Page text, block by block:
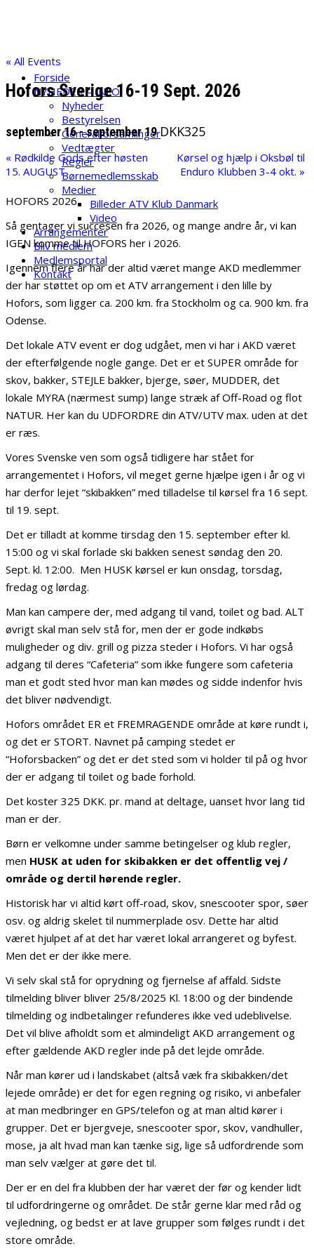
Forside
NYHEDER – INFO
Nyheder
Bestyrelsen
Generalforsamlinger
Vedtægter
Regler
Børnemedlemsskab
Medier
Billeder ATV Klub Danmark
Video
Arrangementer
Bliv medlem
Medlemsportal
Kontakt
« All Events
Hofors Sverige 16-19 Sept. 2026
september 16-september 19DKK325
« Rødkilde Gods efter høsten
15. AUGUST
Kørsel og hjælp i Oksbøl til
Enduro Klubben 3-4 okt. »
HOFORS 2026
Så gentager vi succesen fra 2026, og mange andre år, vi kan
IGEN komme til HOFORS her i 2026.
Igennem flere år har der altid været mange AKD medlemmer
der har støttet op om et ATV arrangement i den lille by
Hofors, som ligger ca. 200 km. fra Stockholm og ca. 900 km. fra
Odense.
Det lokale ATV event er dog udgået, men vi har i AKD været
der efterfølgende nogle gange. Det er et SUPER område for
skov, bakker, STEJLE bakker, bjerge, søer, MUDDER, det
lokale MYRA (nærmest sump) lange stræk af Off-Road og flot
NATUR. Her kan du UDFORDRE din ATV/UTV max. uden at det
er ræs.
Vores Svenske ven som også tidligere har stået for
arrangementet i Hofors, vil meget gerne hjælpe igen i år og vi
har derfor lejet “skibakken” med tilladelse til kørsel fra 16 sept.
til 19. sept.
Det er tilladt at komme tirsdag den 15. september efter kl.
15:00 og vi skal forlade ski bakken senest søndag den 20.
Sept. kl. 12:00. Men HUSK kørsel er kun onsdag, torsdag,
fredag og lørdag.
Man kan campere der, med adgang til vand, toilet og bad. ALT
øvrigt skal man selv stå for, men der er gode indkøbs
muligheder og div. grill og pizza steder i Hofors. Vi har også
adgang til deres “Cafeteria” som ikke fungere som cafeteria
man et godt sted hvor man kan mødes og sidde indenfor hvis
det bliver nødvendigt.
Hofors området ER et FREMRAGENDE område at køre rundt i,
og det er STORT. Navnet på camping stedet er
“Hoforsbacken” og det er det sted som vi holder til på og hvor
der er adgang til toilet og bade forhold.
Det koster 325 DKK. pr. mand at deltage, uanset hvor lang tid
man er der.
Børn er velkomne under samme betingelser og klub regler,
men HUSK at uden for skibakken er det offentlig vej /
område og dertil hørende regler.
Historisk har vi altid kørt off-road, skov, snescooter spor, søer
osv. og aldrig skelet til nummerplade osv. Dette har altid
været hjulpet af at det har været lokal arrangeret og byfest.
Men det er der ikke mere.
Vi selv skal stå for oprydning og fjernelse af affald. Sidste
tilmelding bliver bliver 25/8/2025 Kl. 18:00 og der bindende
tilmelding og indbetalinger refunderes ikke ved udeblivelse.
Det vil blive afholdt som et almindeligt AKD arrangement og
efter gældende AKD regler inde på det lejde område.
Når man kører ud i landskabet (altså væk fra skibakken/det
lejede område) er det for egen regning og risiko, vi anbefaler
at man medbringer en GPS/telefon og at man altid kører i
grupper. Det er bjergveje, snescooter spor, skov, vandhuller,
mose, ja alt hvad man kan tænke sig, lige så udfordrende som
man selv vælger at gøre det til.
Der er en del fra klubben der har været der før og kender lidt
til udfordringerne og området. De står gerne klar med råd og
vejledning, og bedst er at lave grupper som følges rundt i det
store område.